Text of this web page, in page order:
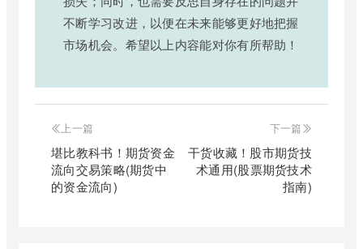
不断学习改进，以便在未来能够更好地把握
市场机会。希望以上内容能对你有所帮助！
上一篇
堪比教科书！期货资金
流向交易策略(期货中
的资金流向)
下一篇
干货收藏！股市期货技
术通用(股票期货技术
指南)